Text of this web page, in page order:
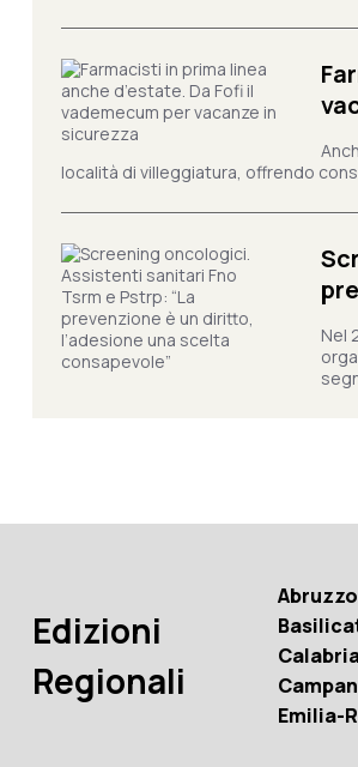
località di villeggiatura, offrendo
Nel
Edizioni
Regionali
Abruzzo
Emilia-